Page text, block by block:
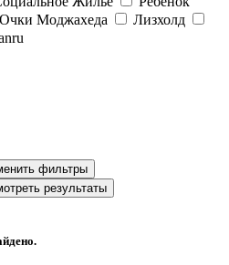
Очки Моджахеда
Лизхолд
фильтры
результаты